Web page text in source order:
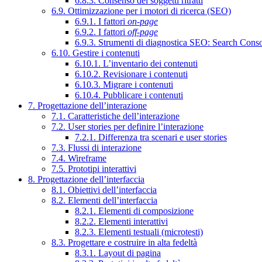
6.9. Ottimizzazione per i motori di ricerca (SEO)
6.9.1. I fattori on-page
6.9.2. I fattori off-page
6.9.3. Strumenti di diagnostica SEO: Search
6.10. Gestire i contenuti
6.10.1. L’inventario dei contenuti
6.10.2. Revisionare i contenuti
6.10.3. Migrare i contenuti
6.10.4. Pubblicare i contenuti
7. Progettazione dell’interazione
7.1. Caratteristiche dell’interazione
7.2. User stories per definire l’interazione
7.2.1. Differenza tra scenari e user stories
7.3. Flussi di interazione
7.4. Wireframe
7.5. Prototipi interattivi
8. Progettazione dell’interfaccia
8.1. Obiettivi dell’interfaccia
8.2. Elementi dell’interfaccia
8.2.1. Elementi di composizione
8.2.2. Elementi interattivi
8.2.3. Elementi testuali (microtesti)
8.3. Progettare e costruire in alta fedeltà
8.3.1. Layout di pagina